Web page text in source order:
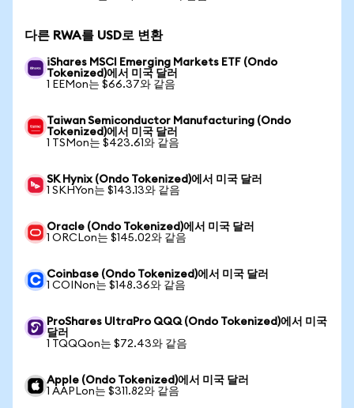
다른 RWA를 USD로 변환
iShares MSCI Emerging Markets ETF (Ondo
Tokenized)에서 미국 달러
1 EEMon는 $66.37와 같음
Taiwan Semiconductor Manufacturing (Ondo
Tokenized)에서 미국 달러
1 TSMon는 $423.61와 같음
SK Hynix (Ondo Tokenized)에서 미국 달러
1 SKHYon는 $143.13와 같음
Oracle (Ondo Tokenized)에서 미국 달러
1 ORCLon는 $145.02와 같음
Coinbase (Ondo Tokenized)에서 미국 달러
1 COINon는 $148.36와 같음
ProShares UltraPro QQQ (Ondo Tokenized)에서 미국
달러
1 TQQQon는 $72.43와 같음
Apple (Ondo Tokenized)에서 미국 달러
1 AAPLon는 $311.82와 같음